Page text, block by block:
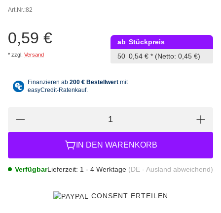
Art.Nr.:82
0,59 €
* zzgl. Versand
ab Stückpreis
50 0,54 € * (Netto: 0,45 €)
IN DEN WARENKORB
VerfügbarLieferzeit: 1 - 4 Werktage (DE - Ausland abweichend)
CONSENT ERTEILEN